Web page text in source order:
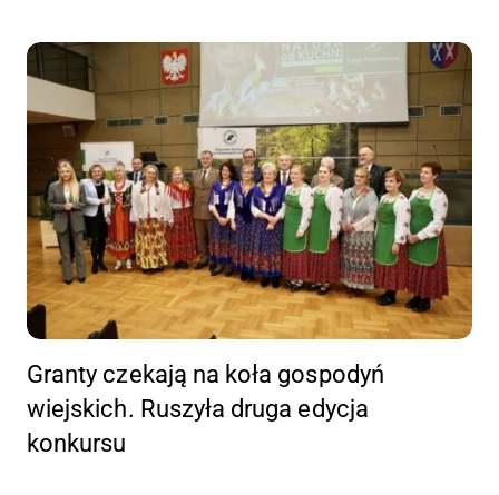
Granty czekają na koła gospodyń
wiejskich. Ruszyła druga edycja
konkursu